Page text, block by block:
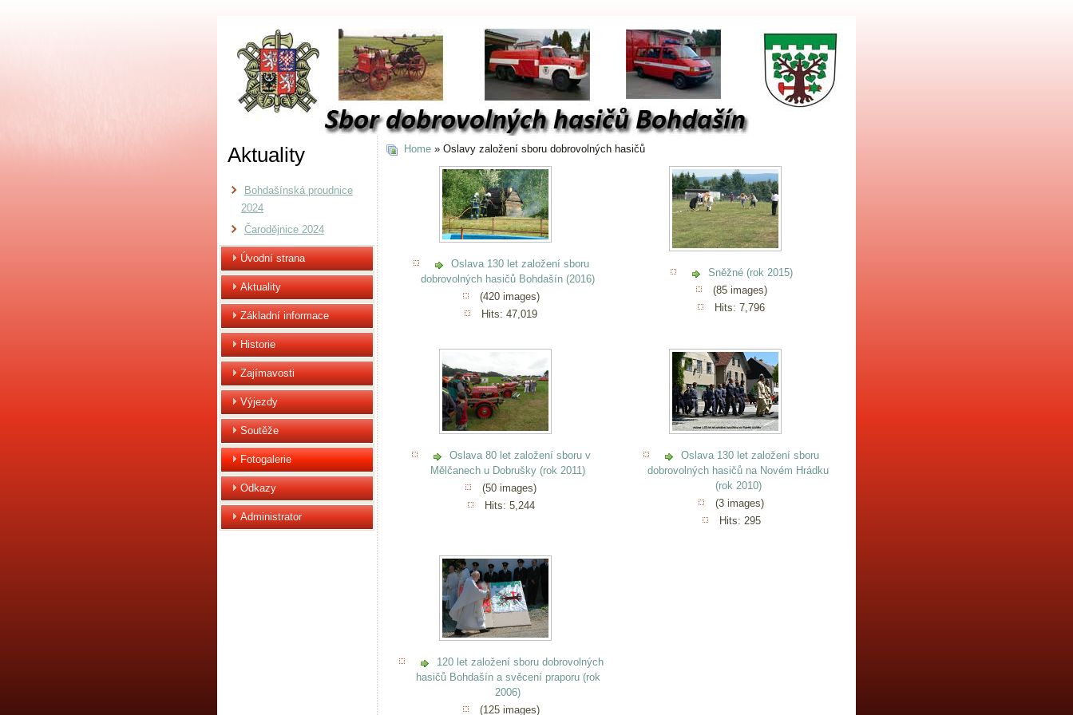
Aktuality
Bohdašínská proudnice
2024
Čarodějnice 2024
Úvodní strana
Aktuality
Základní informace
Historie
Zajímavosti
Výjezdy
Soutěže
Fotogalerie
Odkazy
Administrator
Home » Oslavy založení sboru dobrovolných hasičů
Oslava 130 let založení sboru
dobrovolných hasičů Bohdašín (2016)
(420 images)
Hits: 47,019
Sněžné (rok 2015)
(85 images)
Hits: 7,796
Oslava 80 let založení sboru v
Mělčanech u Dobrušky (rok 2011)
(50 images)
Hits: 5,244
Oslava 130 let založení sboru
dobrovolných hasičů na Novém Hrádku
(rok 2010)
(3 images)
Hits: 295
120 let založení sboru dobrovolných
hasičů Bohdašín a svěcení praporu (rok
2006)
(125 images)